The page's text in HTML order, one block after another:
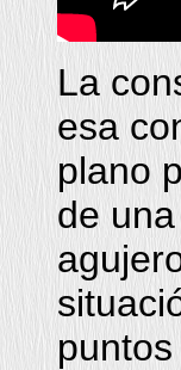
La
esa
plano
de